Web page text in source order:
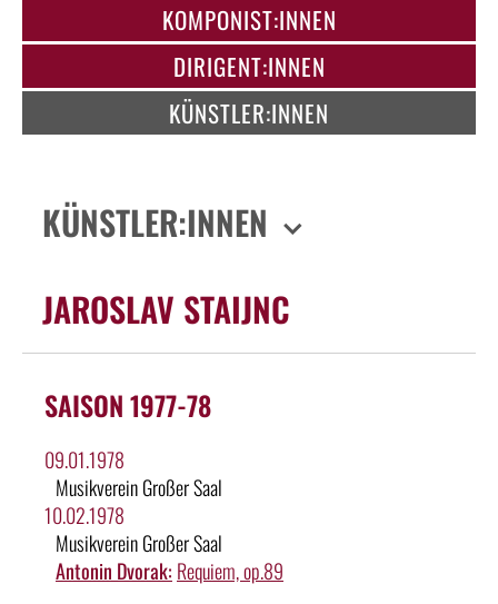
KOMPONIST:INNEN
DIRIGENT:INNEN
KÜNSTLER:INNEN
KÜNSTLER:INNEN
JAROSLAV STAIJNC
SAISON 1977-78
09.01.1978
Musikverein Großer Saal
10.02.1978
Musikverein Großer Saal
Antonin Dvorak: Requiem, op.89